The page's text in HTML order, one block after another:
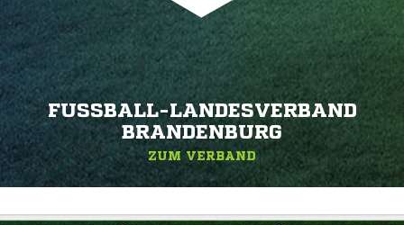
FUSSBALL-LANDESVERBAND B
RANDENBURG
ZUM VERBAND